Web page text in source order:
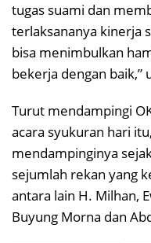
tugas suami dan
terlaksananya kinerja
bisa menimbulkan
bekerja dengan baik,”
Turut mendampingi
acara syukuran hari
mendampinginya
sejumlah rekan yang
antara lain H. Milhan,
Buyung Morna dan